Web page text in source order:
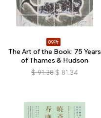
89折
The Art of the Book: 75 Years
of Thames & Hudson
$ 91.38 $ 81.34